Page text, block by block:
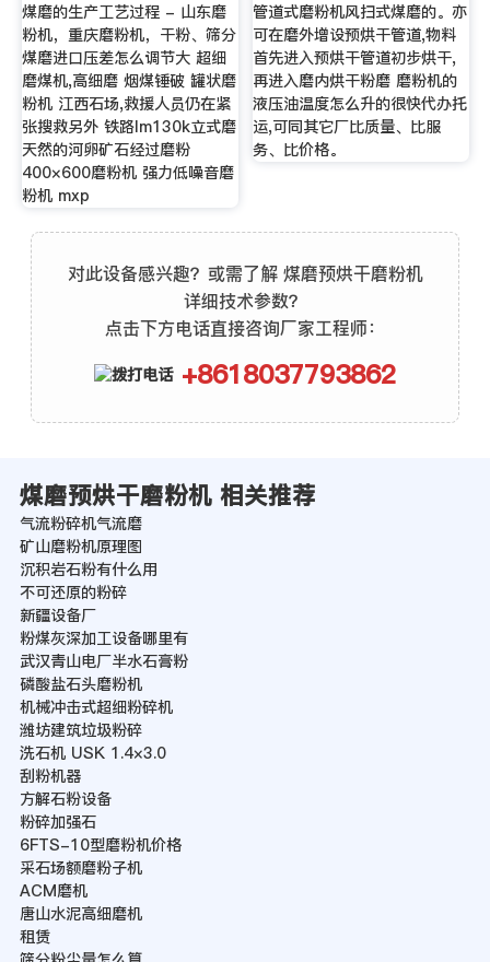
煤磨的生产工艺过程 - 山东磨
粉机，重庆磨粉机，干粉、筛分
煤磨进口压差怎么调节大 超细
磨煤机,高细磨 烟煤锤破 罐状磨
粉机 江西石场,救援人员仍在紧
张搜救另外 铁路lm130k立式磨
天然的河卵矿石经过磨粉
400×600磨粉机 强力低噪音磨
粉机 mxp
管道式磨粉机风扫式煤磨的。亦
可在磨外增设预烘干管道,物料
首先进入预烘干管道初步烘干,
再进入磨内烘干粉磨 磨粉机的
液压油温度怎么升的很快代办托
运,可同其它厂比质量、比服
务、比价格。
对此设备感兴趣？或需了解 煤磨预烘干磨粉机
详细技术参数？
点击下方电话直接咨询厂家工程师：
+8618037793862
煤磨预烘干磨粉机 相关推荐
气流粉碎机气流磨
矿山磨粉机原理图
沉积岩石粉有什么用
不可还原的粉碎
新疆设备厂
粉煤灰深加工设备哪里有
武汉青山电厂半水石膏粉
磷酸盐石头磨粉机
机械冲击式超细粉碎机
潍坊建筑垃圾粉碎
洗石机 USK 1.4×3.0
刮粉机器
方解石粉设备
粉碎加强石
6FTS-10型磨粉机价格
采石场额磨粉子机
ACM磨机
唐山水泥高细磨机
租赁